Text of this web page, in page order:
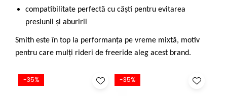
compatibilitate perfectă cu căști pentru evitarea
presiunii și aburirii
Smith este în top la performanța pe vreme mixtă, motiv
pentru care mulți rideri de freeride aleg acest brand.
-35% -35%